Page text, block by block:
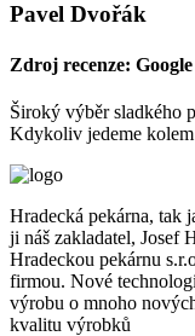
Pavel Dvořák
Zdroj recenze: Google
Široký výběr sladkého
Kdykoliv jedeme kolem
Hradecká pekárna, tak
ji náš zakladatel, Josef
Hradeckou pekárnu
firmou. Nové
výrobu o mnoho
kvalitu výrobků